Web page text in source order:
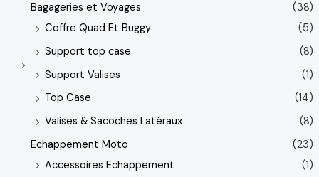
Bagageries et Voyages
(38)
Coffre Quad Et Buggy
(5)
Support top case
(8)
Support Valises
(1)
Top Case
(14)
Valises & Sacoches Latéraux
(8)
Echappement Moto
(23)
Accessoires Echappement
(1)